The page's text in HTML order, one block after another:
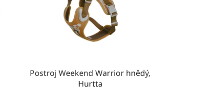
Postroj Weekend Warrior hnědý,
Hurtta